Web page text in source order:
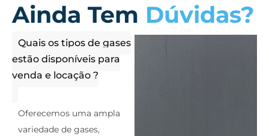
Ainda Tem Dúvidas?
Quais os tipos de gases
estão disponíveis para
venda e locação ?
Oferecemos uma ampla
variedade de gases,